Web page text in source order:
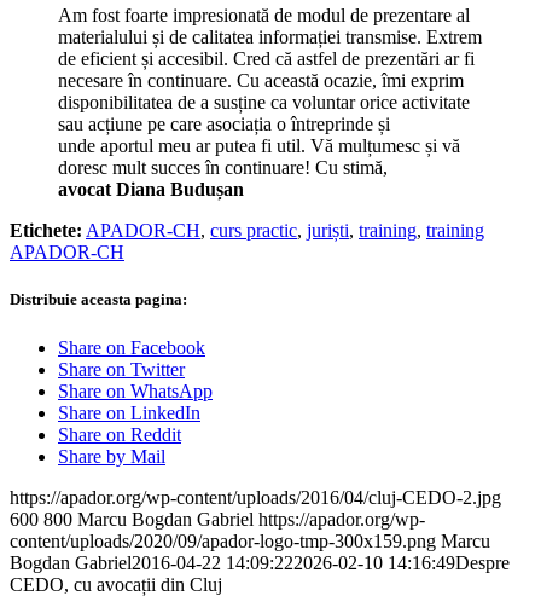
Am fost foarte impresionată de modul de prezentare al
materialului și de calitatea informației transmise. Extrem
de eficient și accesibil. Cred că astfel de prezentări ar fi
necesare în continuare. Cu această ocazie, îmi exprim
disponibilitatea de a susține ca voluntar orice activitate
sau acțiune pe care asociația o întreprinde și
unde aportul meu ar putea fi util. Vă mulțumesc și vă
doresc mult succes în continuare! Cu stimă,
avocat Diana Budușan
Etichete: APADOR-CH, curs practic, juriști, training, training
APADOR-CH
Distribuie aceasta pagina:
Share on Facebook
Share on Twitter
Share on WhatsApp
Share on LinkedIn
Share on Reddit
Share by Mail
https://apador.org/wp-content/uploads/2016/04/cluj-CEDO-2.jpg
600 800 Marcu Bogdan Gabriel https://apador.org/wp-
content/uploads/2020/09/apador-logo-tmp-300x159.png Marcu
Bogdan Gabriel2016-04-22 14:09:222026-02-10 14:16:49Despre
CEDO, cu avocații din Cluj